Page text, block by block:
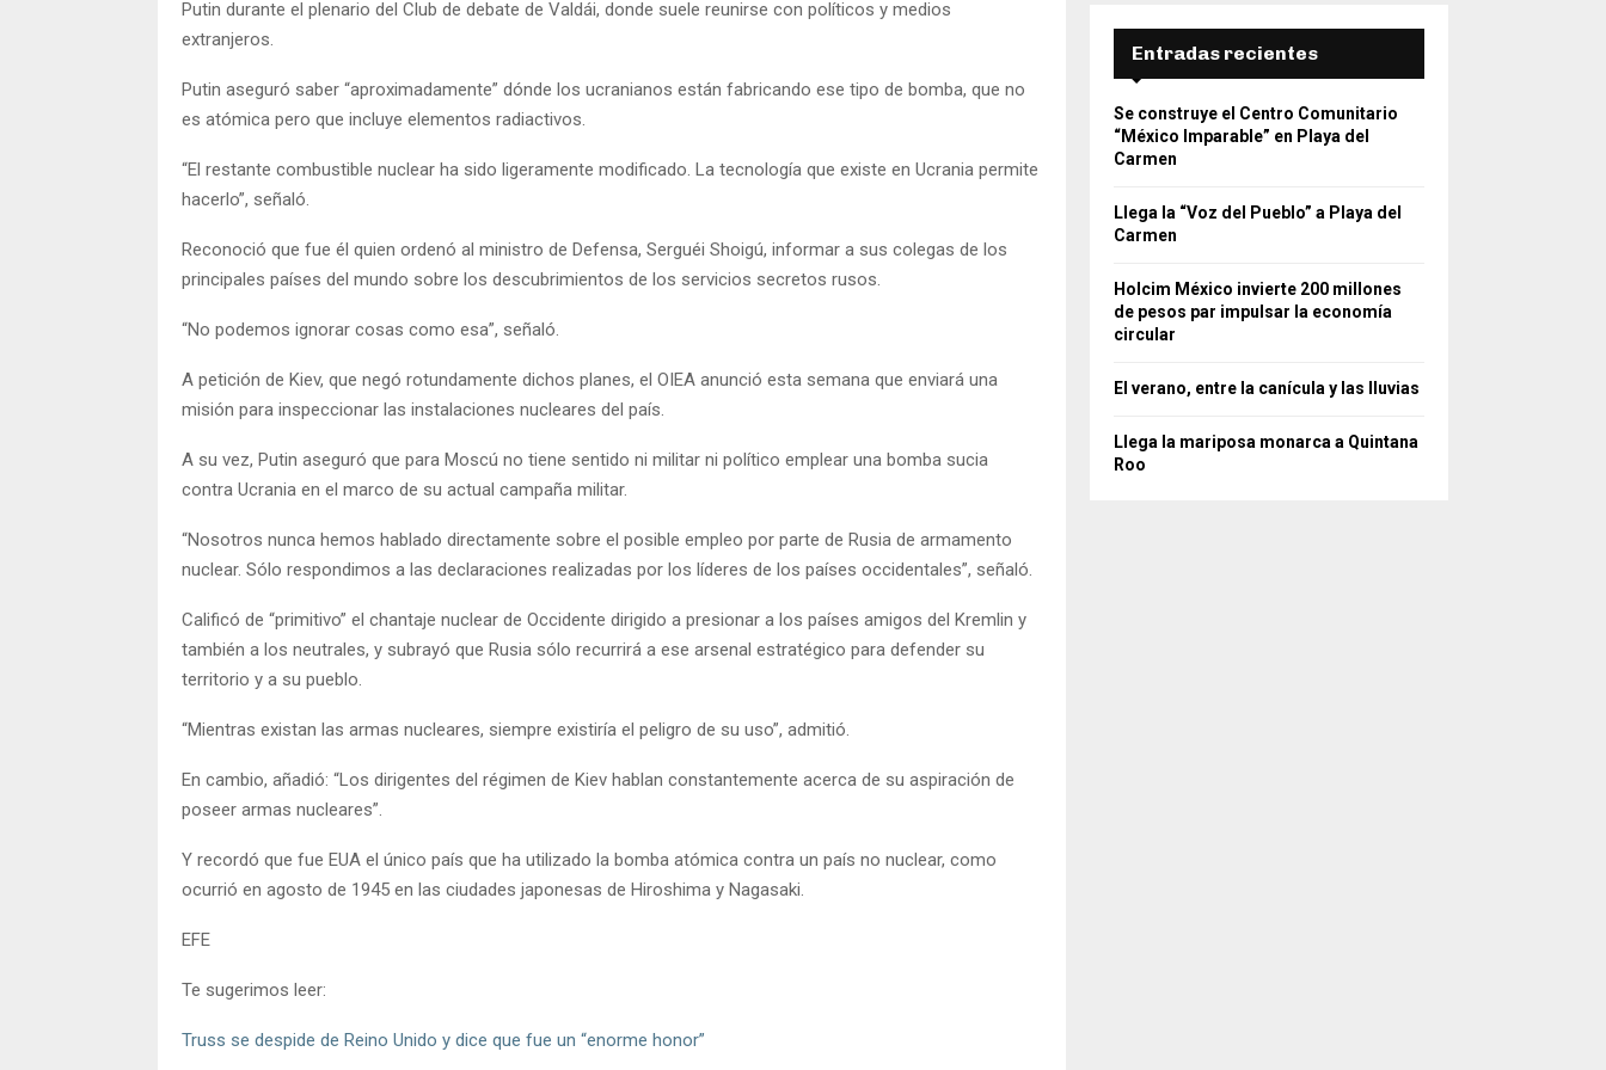
Putin durante el plenario del Club de debate de Valdái, donde suele reunirse con políticos y medios
extranjeros.
Putin aseguró saber “aproximadamente” dónde los ucranianos están fabricando ese tipo de bomba, que no
es atómica pero que incluye elementos radiactivos.
“El restante combustible nuclear ha sido ligeramente modificado. La tecnología que existe en Ucrania permite
hacerlo”, señaló.
Reconoció que fue él quien ordenó al ministro de Defensa, Serguéi Shoigú, informar a sus colegas de los
principales países del mundo sobre los descubrimientos de los servicios secretos rusos.
“No podemos ignorar cosas como esa”, señaló.
A petición de Kiev, que negó rotundamente dichos planes, el OIEA anunció esta semana que enviará una
misión para inspeccionar las instalaciones nucleares del país.
A su vez, Putin aseguró que para Moscú no tiene sentido ni militar ni político emplear una bomba sucia
contra Ucrania en el marco de su actual campaña militar.
“Nosotros nunca hemos hablado directamente sobre el posible empleo por parte de Rusia de armamento
nuclear. Sólo respondimos a las declaraciones realizadas por los líderes de los países occidentales”, señaló.
Calificó de “primitivo” el chantaje nuclear de Occidente dirigido a presionar a los países amigos del Kremlin y
también a los neutrales, y subrayó que Rusia sólo recurrirá a ese arsenal estratégico para defender su
territorio y a su pueblo.
“Mientras existan las armas nucleares, siempre existiría el peligro de su uso”, admitió.
En cambio, añadió: “Los dirigentes del régimen de Kiev hablan constantemente acerca de su aspiración de
poseer armas nucleares”.
Y recordó que fue EUA el único país que ha utilizado la bomba atómica contra un país no nuclear, como
ocurrió en agosto de 1945 en las ciudades japonesas de Hiroshima y Nagasaki.
EFE
Te sugerimos leer:
Truss se despide de Reino Unido y dice que fue un “enorme honor”
Entradas recientes
Se construye el Centro Comunitario
“México Imparable” en Playa del
Carmen
Llega la “Voz del Pueblo” a Playa del
Carmen
Holcim México invierte 200 millones
de pesos par impulsar la economía
circular
El verano, entre la canícula y las lluvias
Llega la mariposa monarca a Quintana
Roo